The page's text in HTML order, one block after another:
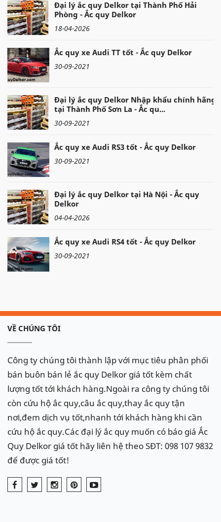
Đại lý ắc quy Delkor tại Thành Phố Hải
Phòng - Ắc quy Delkor
18-04-2026
Ắc quy xe Audi TT tốt - Ắc quy Delkor
30-09-2021
Đại lý ắc quy Delkor Nhập khẩu chính hãng
tại Thành Phố Sơn La - Ắc qu...
30-09-2021
Ắc quy xe Audi RS3 tốt - Ắc quy Delkor
30-09-2021
Đại lý ắc quy Delkor tại Hà Nội - Ắc quy
Delkor
04-04-2026
Ắc quy xe Audi RS4 tốt - Ắc quy Delkor
30-09-2021
VỀ CHÚNG TÔI
Công ty chúng tôi thành lập với mục tiêu phân phối
bán buôn bán lẻ ắc quy Delkor giá tốt kèm chất
lượng tốt tới khách hàng.Ngoài ra công ty chúng tôi
còn cứu hộ ắc quy,câu ắc quy,thay ắc quy tận
nơi,đem dịch vụ tốt,nhanh tới khách hàng khi cần
cứu hộ ắc quy.Các đại lý ắc quy muốn có báo giá Ắc
Quy Delkor giá tốt hãy liên hệ theo SĐT: 098 107 9832
để được giá tốt!